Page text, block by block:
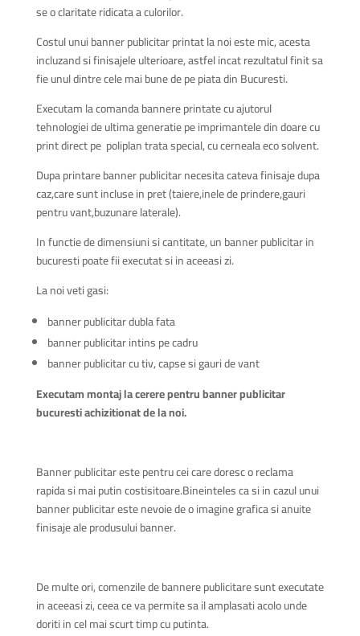
se o claritate ridicata a culorilor.
Costul unui banner publicitar printat la noi este mic, acesta
incluzand si finisajele ulterioare, astfel incat rezultatul finit sa
fie unul dintre cele mai bune de pe piata din Bucuresti.
Executam la comanda bannere printate cu ajutorul
tehnologiei de ultima generatie pe imprimantele din doare cu
print direct pe poliplan trata special, cu cerneala eco solvent.
Dupa printare banner publicitar necesita cateva finisaje dupa
caz,care sunt incluse in pret (taiere,inele de prindere,gauri
pentru vant,buzunare laterale).
In functie de dimensiuni si cantitate, un banner publicitar in
bucuresti poate fii executat si in aceeasi zi.
La noi veti gasi:
banner publicitar dubla fata
banner publicitar intins pe cadru
banner publicitar cu tiv, capse si gauri de vant
Executam montaj la cerere pentru banner publicitar
bucuresti achizitionat de la noi.
Banner publicitar este pentru cei care doresc o reclama
rapida si mai putin costisitoare.Bineinteles ca si in cazul unui
banner publicitar este nevoie de o imagine grafica si anuite
finisaje ale produsului banner.
De multe ori, comenzile de bannere publicitare sunt executate
in aceeasi zi, ceea ce va permite sa il amplasati acolo unde
doriti in cel mai scurt timp cu putinta.